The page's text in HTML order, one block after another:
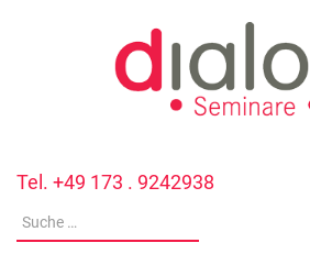
Tel. +49 173 . 9242938